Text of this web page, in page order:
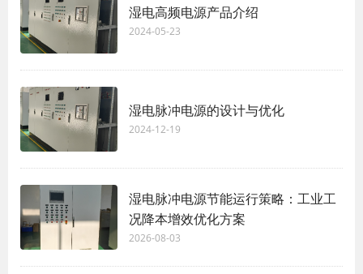
湿电高频电源产品介绍
2024-05-23
湿电脉冲电源的设计与优化
2024-12-19
湿电脉冲电源节能运行策略：工业工
况降本增效优化方案
2026-08-03